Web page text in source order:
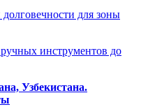
для зоны
инструментов до
Узбекистана.